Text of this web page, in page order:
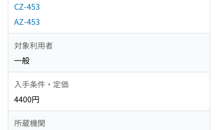
CZ-453
AZ-453
対象利用者
一般
入手条件・定価
4400円
所蔵機関